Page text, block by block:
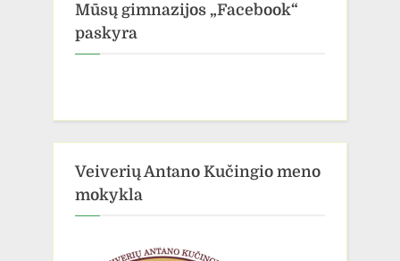
Mūsų gimnazijos „Facebook“
paskyra
Veiverių Antano Kučingio meno
mokykla